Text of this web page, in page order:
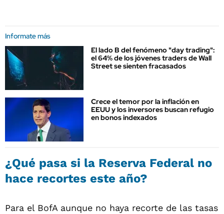
Informate más
El lado B del fenómeno "day trading":
el 64% de los jóvenes traders de Wall
Street se sienten fracasados
Crece el temor por la inflación en
EEUU y los inversores buscan refugio
en bonos indexados
¿Qué pasa si la Reserva Federal no
hace recortes este año?
Para el BofA aunque no haya recorte de las tasas